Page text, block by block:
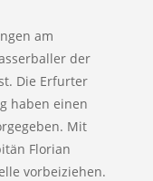
am
der
Die Erfurter
haben einen
Mit
Florian
vorbeiziehen.